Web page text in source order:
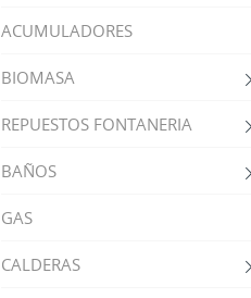
ACUMULADORES
BIOMASA
REPUESTOS FONTANERIA
BAÑOS
GAS
CALDERAS